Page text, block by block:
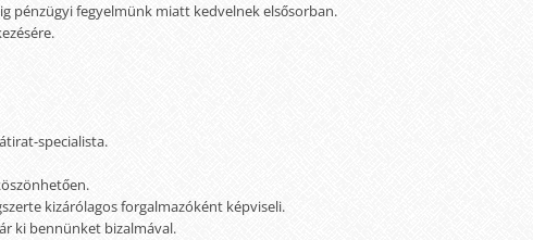
pénzügyi fegyelmünk miatt kedvelnek elsősorban.
specialista.
kizárólagos forgalmazóként képviseli.
ki bennünket bizalmával.